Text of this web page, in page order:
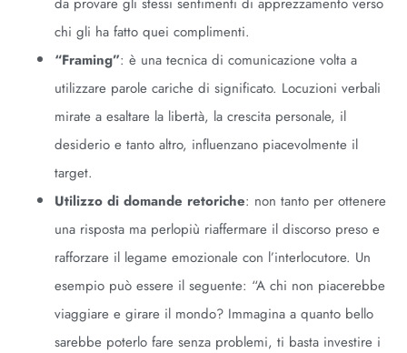
chi gli ha fatto quei complimenti.
“Framing”: è una tecnica di comunicazione volta a
utilizzare parole cariche di significato. Locuzioni verbali
mirate a esaltare la libertà, la crescita personale, il
desiderio e tanto altro, influenzano piacevolmente il
target.
Utilizzo di domande retoriche: non tanto per ottenere
una risposta ma perlopiù riaffermare il discorso preso e
rafforzare il legame emozionale con l’interlocutore. Un
esempio può essere il seguente: “A chi non piacerebbe
viaggiare e girare il mondo? Immagina a quanto bello
sarebbe poterlo fare senza problemi, ti basta investire i